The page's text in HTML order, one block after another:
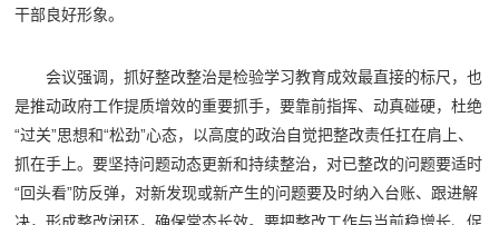
干部良好形象。
会议强调，抓好整改整治是检验学习教育成效最直接的标尺，也
是推动政府工作提质增效的重要抓手，要靠前指挥、动真碰硬，杜绝
“过关”思想和“松劲”心态，以高度的政治自觉把整改责任扛在肩上、
抓在手上。要坚持问题动态更新和持续整治，对已整改的问题要适时
“回头看”防反弹，对新发现或新产生的问题要及时纳入台账、跟进解